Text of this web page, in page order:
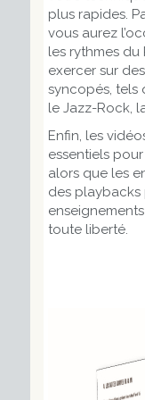
plus rapides.
vous aurez
les rythmes
exercer sur
syncopés, tels
le Jazz-Rock,
Enfin, les
essentiels
alors que les
des
toute liberté.